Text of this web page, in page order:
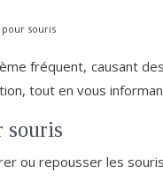
pour souris
fréquent, causant
tout en vous
souris
ou repousser les